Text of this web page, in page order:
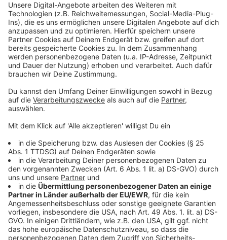
Die Zahl der Sitzplätze in der Aula ist Einhaltung der
nötigen Abstände begrenzt. Die Stadtverwaltung
bittet deshalb, dass möglichst nur eine Person pro
Haushalt teilnimmt. Um vorherige Anmeldung für den
20 Uhr-Termin wird gebeten. Das geht
Die
Stadtverwaltung rechnet mit einer großen Nachfrage.
Wer sich noch anmelden möchte, obwohl die maximale
Teilnehmerzahl erreicht ist, kann sich per E-Mail an
sophia.gorschlueter@coesfeld.de. Sollte jemand
absagen, würde sie Interessierte kurzfristig
informieren. Im Anschluss werden die Präsentationen
auf der Website der Stadt auch online zur Verfügung
gestellt.
Anzeige